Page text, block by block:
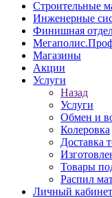
Строительные
Инженерные
Финишная
Магазины
Акции
Услуги
Назад
Услуги
Обмен и
Колеровка
Доставка
Товары
Распил
Личный кабинет